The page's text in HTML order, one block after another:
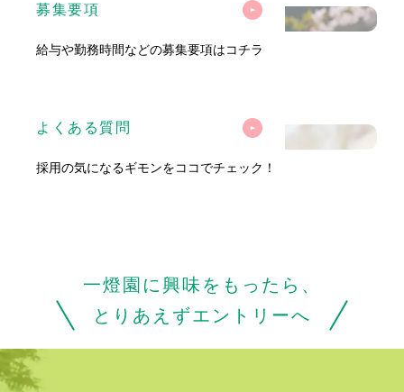
募集要項
給与や勤務時間などの募集要項はコチラ
よくある質問
採用の気になるギモンをココでチェック！
一燈園に興味をもったら、
とりあえずエントリーへ